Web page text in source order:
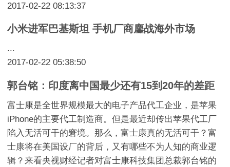
2017-02-22 08:13:37
小米进军巴基斯坦 手机厂商鏖战海外市场
...
2017-02-22 05:38:50
郭台铭：印度离中国最少还有15到20年的差距
富士康是全世界规模最大的电子产品代工企业，是苹果
iPhone的主要代工制造商。但是最近却传出苹果代工厂
陷入无活可干的窘境。那么，富士康真的无活可干？富
士康将在美国设厂的背后，又有哪些不为人知的商业逻
辑？来看央视财经记者对富士康科技集团总裁郭台铭的